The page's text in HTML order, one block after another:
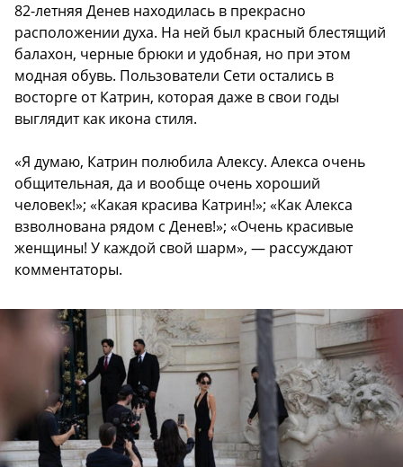
82-летняя Денев находилась в прекрасно
расположении духа. На ней был красный блестящий
балахон, черные брюки и удобная, но при этом
модная обувь. Пользователи Сети остались в
восторге от Катрин, которая даже в свои годы
выглядит как икона стиля.
«Я думаю, Катрин полюбила Алексу. Алекса очень
общительная, да и вообще очень хороший
человек!»; «Какая красива Катрин!»; «Как Алекса
взволнована рядом с Денев!»; «Очень красивые
женщины! У каждой свой шарм», — рассуждают
комментаторы.